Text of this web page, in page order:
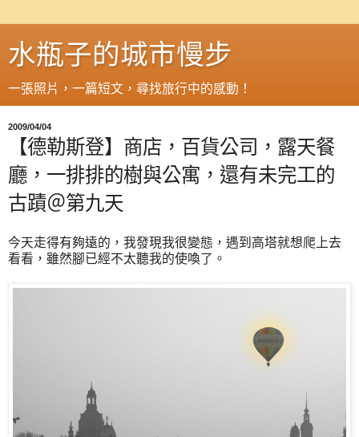
水瓶子的城市慢步
一張照片，一篇短文，尋找旅行中的感動！
2009/04/04
【德勒斯登】商店，百貨公司，露天餐
廳，一排排的樹與公寓，還有未完工的
古蹟＠第九天
今天走得有夠遠的，我發現我很變態，遇到高塔就想爬上去
看看，雖然腳已經不太聽我的使喚了。